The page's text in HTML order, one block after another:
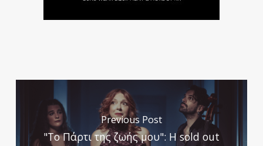
Previous Post
"Το Πάρτι της ζωής μου": Η sold out